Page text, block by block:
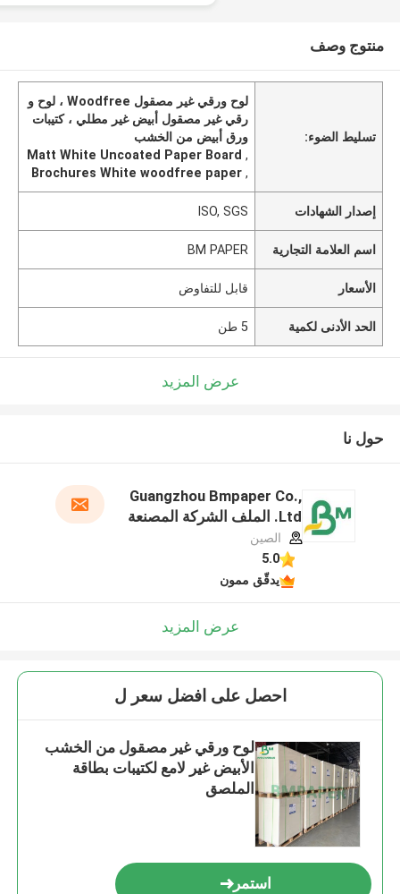
منتوج وصف
تسليط الضوء:
لوح ورقي غير مصقول Woodfree ، لوح و
رقي غير مصقول أبيض غير مطلي ، كتيبات
ورق أبيض من الخشب
,
Matt White Uncoated Paper Board
,
Brochures White woodfree paper
إصدار الشهادات ISO, SGS
اسم العلامة التجارية BM PAPER
الأسعار قابل للتفاوض
الحد الأدنى لكمية 5 طن
عرض المزيد
حول نا
Guangzhou Bmpaper Co.,
Ltd. الملف الشركة المصنعة
الصين
5.0
يدقّق ممون
عرض المزيد
احصل على افضل سعر ل
لوح ورقي غير مصقول من الخشب
الأبيض غير لامع لكتيبات بطاقة
الملصق
استمر